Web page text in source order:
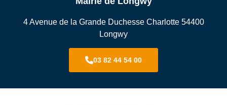
4 Avenue de la Grande Duchesse Charlotte 54400
Longwy
03 82 44 54 00